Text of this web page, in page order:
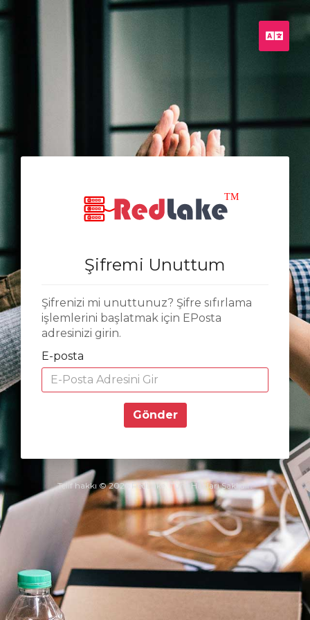
Şifremi Unuttum
Şifrenizi mi unuttunuz? Şifre sıfırlama
işlemlerini başlatmak için EPosta
adresinizi girin.
E-posta
Gönder
Telif hakkı © 2026 RedLake. Tüm Hakları Saklıdır.